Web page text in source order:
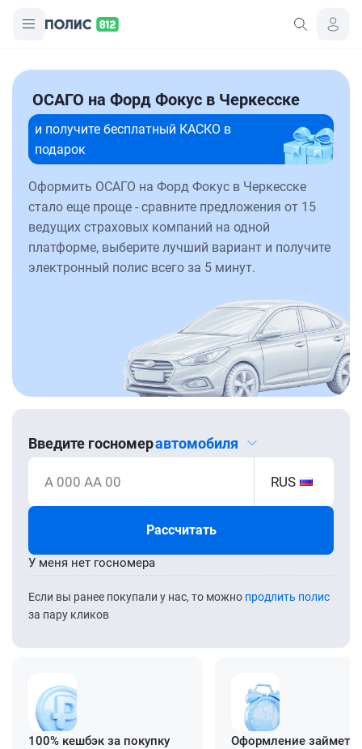
ОСАГО на Форд Фокус в Черкесске
и получите бесплатный КАСКО в
подарок
Оформить ОСАГО на Форд Фокус в Черкесске
стало еще проще - сравните предложения от 15
ведущих страховых компаний на одной
платформе, выберите лучший вариант и получите
электронный полис всего за 5 минут.
Введите госномеравтомобиля
А 000 АА 00 RUS
Рассчитать
Если вы ранее покупали у нас, то можно продлить полис
за пару кликов
У меня нет госномера
100% кешбэк за покупку
Оформление займет